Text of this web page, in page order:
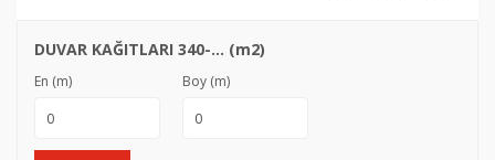
DUVAR KAĞITLARI 340-... (m2)
En (m) Boy (m)